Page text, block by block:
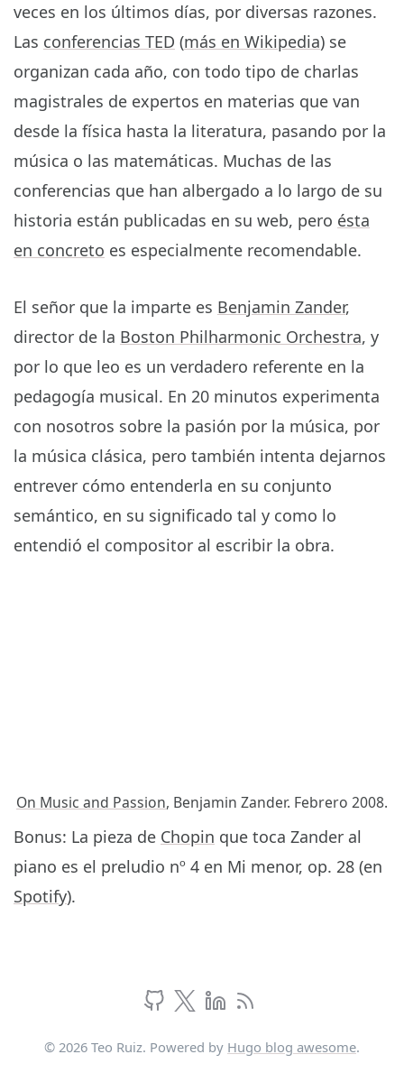
veces en los últimos días, por diversas razones.
Las conferencias TED (más en Wikipedia) se
organizan cada año, con todo tipo de charlas
magistrales de expertos en materias que van
desde la física hasta la literatura, pasando por la
música o las matemáticas. Muchas de las
conferencias que han albergado a lo largo de su
historia están publicadas en su web, pero ésta
en concreto es especialmente recomendable.
El señor que la imparte es Benjamin Zander,
director de la Boston Philharmonic Orchestra, y
por lo que leo es un verdadero referente en la
pedagogía musical. En 20 minutos experimenta
con nosotros sobre la pasión por la música, por
la música clásica, pero también intenta dejarnos
entrever cómo entenderla en su conjunto
semántico, en su significado tal y como lo
entendió el compositor al escribir la obra.
On Music and Passion, Benjamin Zander. Febrero 2008.
Bonus: La pieza de Chopin que toca Zander al
piano es el preludio nº 4 en Mi menor, op. 28 (en
Spotify).
© 2026 Teo Ruiz. Powered by Hugo blog awesome.